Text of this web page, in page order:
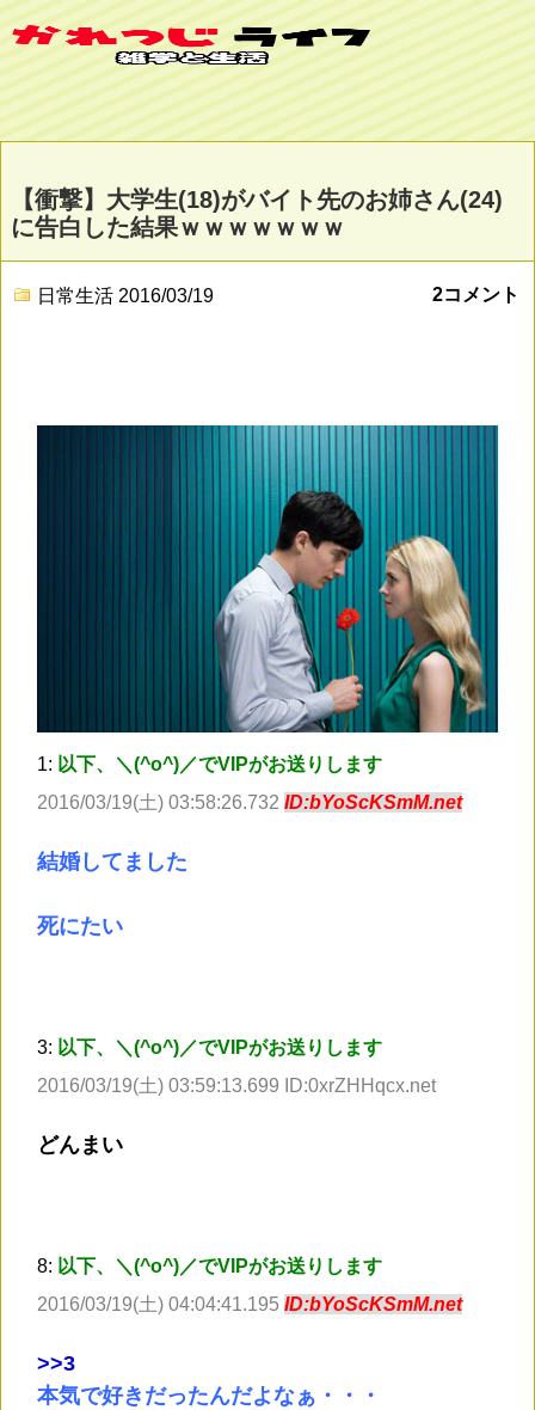
【衝撃】大学生(18)がバイト先のお姉さん(24)
に告白した結果ｗｗｗｗｗｗｗ
日常生活 2016/03/19 2コメント
1: 以下、＼(^o^)／でVIPがお送りします
2016/03/19(土) 03:58:26.732 ID:bYoScKSmM.net
結婚してました
死にたい
3: 以下、＼(^o^)／でVIPがお送りします
2016/03/19(土) 03:59:13.699 ID:0xrZHHqcx.net
どんまい
8: 以下、＼(^o^)／でVIPがお送りします
2016/03/19(土) 04:04:41.195 ID:bYoScKSmM.net
>>3
本気で好きだったんだよなぁ・・・